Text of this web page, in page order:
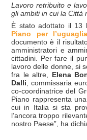
Lavoro retribuito e
gli ambiti in cui la Città
È stato adottato il 13
Piano per
documento è il
amministratori e
cittadini. Per fare il
lavoro delle donne, si
fra le altre, Elena
Dalli, commissaria
co-coordinatrice del
Piano rappresenta
cui in Italia si sta
l’ancora troppo
nostro Paese”, ha